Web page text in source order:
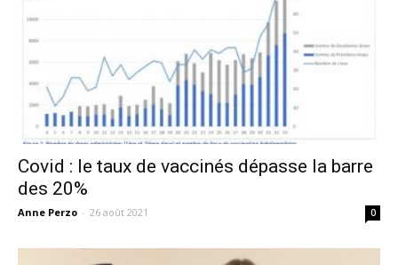
Covid : le taux de vaccinés dépasse la barre
des 20%
Anne Perzo - 26 août 2021 0